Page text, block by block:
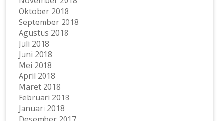
Oktober 2018
September 2018
Agustus 2018
Juli 2018
Juni 2018
Mei 2018
April 2018
Maret 2018
Februari 2018
Januari 2018